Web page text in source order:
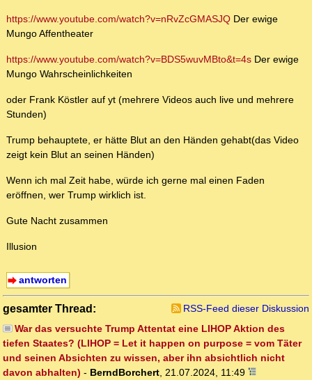
https://www.youtube.com/watch?v=nRvZcGMASJQ Der ewige
Mungo Affentheater
https://www.youtube.com/watch?v=BDS5wuvMBto&t=4s Der ewige
Mungo Wahrscheinlichkeiten
oder Frank Köstler auf yt (mehrere Videos auch live und mehrere
Stunden)
Trump behauptete, er hätte Blut an den Händen gehabt(das Video
zeigt kein Blut an seinen Händen)
Wenn ich mal Zeit habe, würde ich gerne mal einen Faden
eröffnen, wer Trump wirklich ist.
Gute Nacht zusammen
Illusion
antworten
gesamter Thread:
RSS-Feed dieser Diskussion
War das versuchte Trump Attentat eine LIHOP Aktion des
tiefen Staates? (LIHOP = Let it happen on purpose = vom Täter
und seinen Absichten zu wissen, aber ihn absichtlich nicht
davon abhalten) - BerndBorchert, 21.07.2024, 11:49